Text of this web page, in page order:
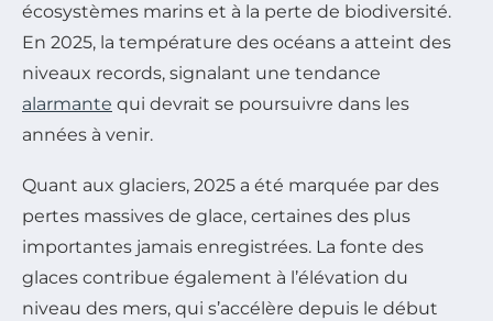
écosystèmes marins et à la perte de biodiversité.
En 2025, la température des océans a atteint des
niveaux records, signalant une tendance
alarmante qui devrait se poursuivre dans les
années à venir.
Quant aux glaciers, 2025 a été marquée par des
pertes massives de glace, certaines des plus
importantes jamais enregistrées. La fonte des
glaces contribue également à l’élévation du
niveau des mers, qui s’accélère depuis le début